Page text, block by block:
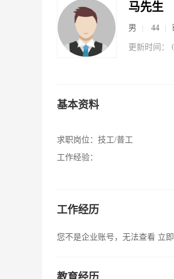
马先生
男 44
更新时间：
基本资料
求职岗位： 技工/普工
工作经验：
工作经历
您不是企业账号，无法查看 立